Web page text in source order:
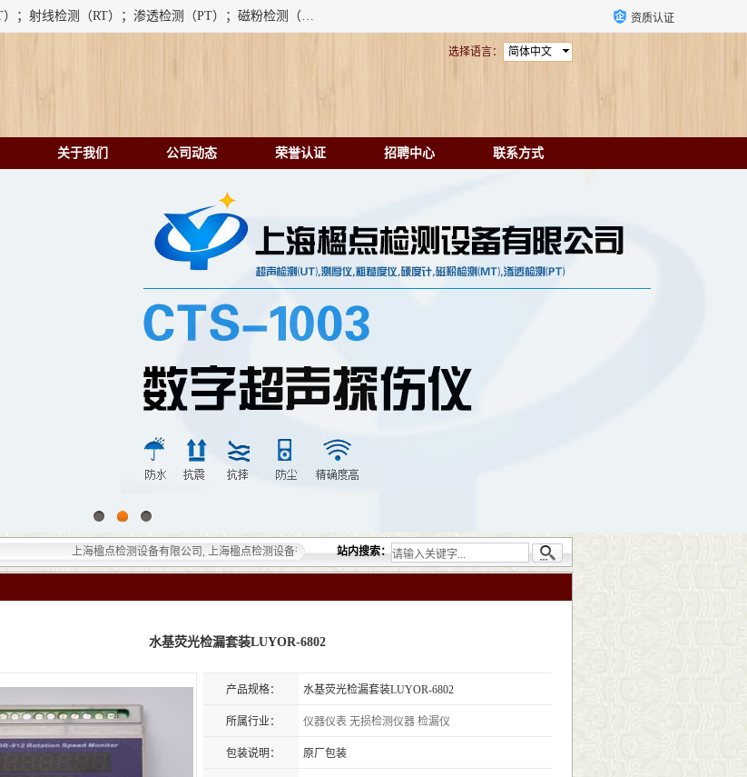
上海楹点检测设备有限公司提供的无损检测仪器设备包括：超声检测（UT）；射线检测（RT）；渗透检测（PT）；磁粉检测（MT）；涡流检测（ET）；化学用品（CH）、超声波相控阵、超声波测厚仪、超声导波、超声TOFD探伤仪、超声波探头、涡流探伤仪、涡流探头、涡流阵列、磁粉探伤机。代理以下品牌：汕超、美国GE(德国KK）、奥林巴斯（Olympus NDT）、美国磁通（Magnaflux）、DAKOTA等； 资质认证
简体中文
选择语言：
关于我们 公司动态 荣誉认证 招聘中心 联系方式
上海楹点检测设备有限公司, 上海楹点检测设备有限公司提供的无损检测仪器设备包括：超声检测（UT）；射线检测（RT）；渗透检测（PT
站内搜索：
水基荧光检漏套装LUYOR-6802
产品规格： 水基荧光检漏套装LUYOR-6802
所属行业： 仪器仪表 无损检测仪器 检漏仪
包装说明： 原厂包装